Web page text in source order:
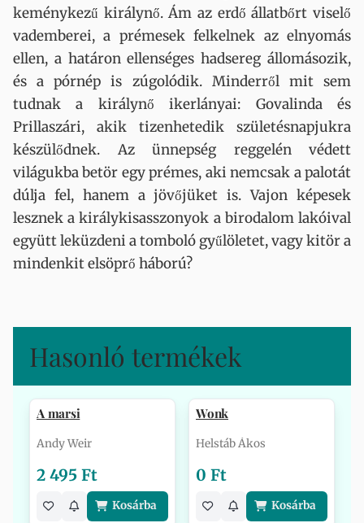
keménykezű királynő. Ám az erdő állatbőrt viselő
vademberei, a prémesek felkelnek az elnyomás
ellen, a határon ellenséges hadsereg állomásozik,
és a pórnép is zúgolódik. Minderről mit sem
tudnak a királynő ikerlányai: Govalinda és
Prillaszári, akik tizenhetedik születésnapjukra
készülődnek. Az ünnepség reggelén védett
világukba betör egy prémes, aki nemcsak a palotát
dúlja fel, hanem a jövőjüket is. Vajon képesek
lesznek a királykisasszonyok a birodalom lakóival
együtt leküzdeni a tomboló gyűlöletet, vagy kitör a
mindenkit elsöprő háború?
Hasonló termékek
A marsi
Andy Weir
2 495 Ft
Kosárba
Wonk
Helstáb Ákos
0 Ft
Kosárba